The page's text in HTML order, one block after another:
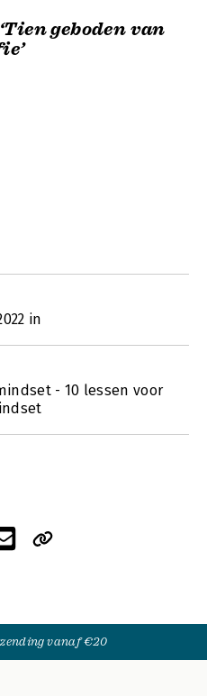
geboden van
in
- 10 lessen voor
vanaf €20